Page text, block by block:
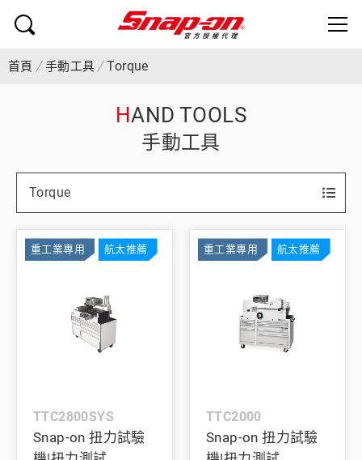
首頁 手動工具 Torque
HAND TOOLS
手動工具
Torque
重工業專用 航太推薦
TTC2800SYS
Snap-on 扭力試驗
重工業專用 航太推薦
TTC2000
Snap-on 扭力試驗